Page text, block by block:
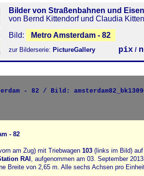
Bilder von Straßenbahnen und
von Bernd Kittendorf und Claudia
Bild:
Metro Amsterdam - 82
zur Bilderserie: PictureGallery pix /
- 82
am Zug) mit Triebwagen 103 (links im Bild)
RAI , aufgenommen am 03. September
Breite von 2,65 m. Alle sechs Achsen pro